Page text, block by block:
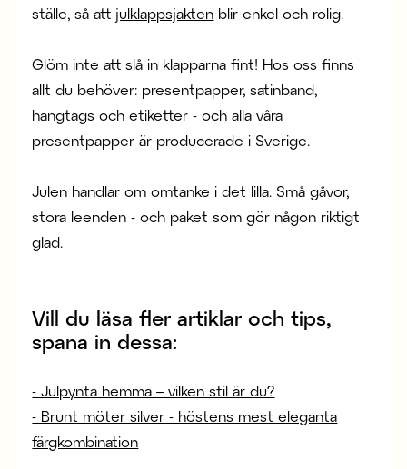
ställe, så att julklappsjakten blir enkel och rolig.
Glöm inte att slå in klapparna fint! Hos oss finns
allt du behöver: presentpapper, satinband,
hangtags och etiketter - och alla våra
presentpapper är producerade i Sverige.
Julen handlar om omtanke i det lilla. Små gåvor,
stora leenden - och paket som gör någon riktigt
glad.
Vill du läsa fler artiklar och tips,
spana in dessa:
- Julpynta hemma – vilken stil är du?
- Brunt möter silver - höstens mest eleganta
färgkombination